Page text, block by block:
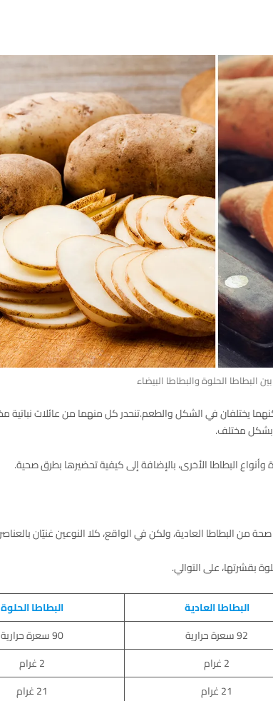
البطاطا الحلوة والبطاطا البيضاء
يختلفان في الشكل والطعم.تنحدر كل منهما من عائلات نباتية
بشكل مختلف.
وأنواع البطاطا الأخرى، بالإضافة إلى كيفية تحضيرها بطرق صحية.
من البطاطا العادية، ولكن في الواقع، كلا النوعين غنيّان بالعناصر
البطاطا العادية
البطاطا الحلوة
92 سعرة حرارية
90 سعرة حرارية
2 غرام
2 غرام
21 غرام
21 غرام